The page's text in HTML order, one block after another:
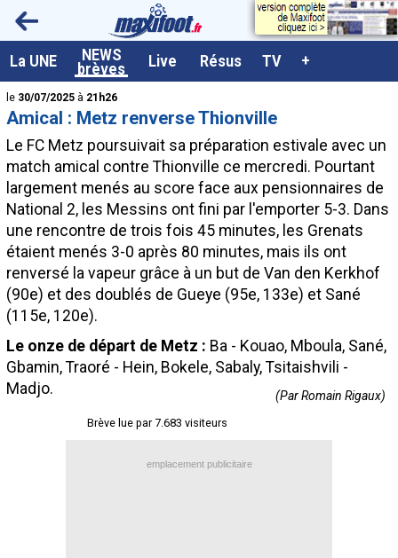
La UNE NEWS
brèves Live Résus TV +
<
le 30/07/2025 à 21h26
Amical : Metz renverse Thionville
Le FC Metz poursuivait sa préparation estivale avec un
match amical contre Thionville ce mercredi. Pourtant
largement menés au score face aux pensionnaires de
National 2, les Messins ont fini par l'emporter 5-3. Dans
une rencontre de trois fois 45 minutes, les Grenats
étaient menés 3-0 après 80 minutes, mais ils ont
renversé la vapeur grâce à un but de Van den Kerkhof
(90e) et des doublés de Gueye (95e, 133e) et Sané
(115e, 120e).
Le onze de départ de Metz : Ba - Kouao, Mboula, Sané,
Gbamin, Traoré - Hein, Bokele, Sabaly, Tsitaishvili -
Madjo.
(Par Romain Rigaux)
Brève lue par 7.683 visiteurs
emplacement publicitaire
A la UNE
Dernières brèves
Live / Matchs en direct
Résultats et Classements
Class. buteurs européens
Programme TV foot
Vidéos
Sondages
Tableau transferts L1
Taille de la police
Paramètrages / Options
Contact / Signaler un bug